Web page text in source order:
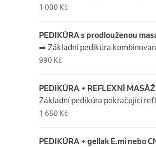
1 000 Kč
PEDIKÚRA s prodlouženou
➡️ Základní pedikúra
990 Kč
PEDIKÚRA + REFLEXNÍ MASÁŽ
Základní pedikúra pokračující
1 650 Kč
PEDIKÚRA + gellak E.mi nebo